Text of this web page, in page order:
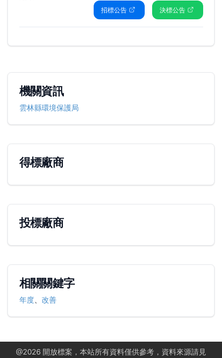
招標公告 決標公告
機關資訊
雲林縣環境保護局
得標廠商
投標廠商
相關關鍵字
年度、 改善
@2026 開放標案，本站所有資料僅供參考，資料來源請見